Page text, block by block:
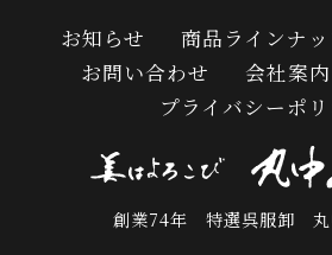
お知らせ 商品ラインナ
お問い合わせ
会社案内
プライバシーポ
創業74年 特選呉服卸 丸